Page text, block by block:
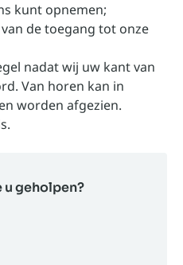
kunt opnemen;
de toegang tot onze
nadat wij uw kant van
Van horen kan in
worden afgezien.
geholpen?